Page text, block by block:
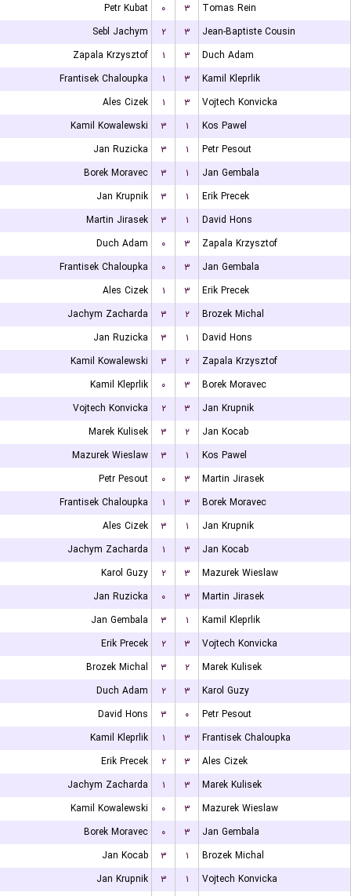
Petr Kubat
۰ ۳
Tomas Rein
Sebl Jachym
۲ ۳
Jean-Baptiste Cousin
Zapala Krzysztof
۱ ۳
Duch Adam
Frantisek Chaloupka
۱ ۳
Kamil Kleprlik
Ales Cizek
۱ ۳
Vojtech Konvicka
Kamil Kowalewski
۳ ۱
Kos Pawel
Jan Ruzicka
۳ ۱
Petr Pesout
Borek Moravec
۳ ۱
Jan Gembala
Jan Krupnik
۳ ۱
Erik Precek
Martin Jirasek
۳ ۱
David Hons
Duch Adam
۰ ۳
Zapala Krzysztof
Frantisek Chaloupka
۰ ۳
Jan Gembala
Ales Cizek
۱ ۳
Erik Precek
Jachym Zacharda
۳ ۲
Brozek Michal
Jan Ruzicka
۳ ۱
David Hons
Kamil Kowalewski
۳ ۲
Zapala Krzysztof
Kamil Kleprlik
۰ ۳
Borek Moravec
Vojtech Konvicka
۲ ۳
Jan Krupnik
Marek Kulisek
۳ ۲
Jan Kocab
Mazurek Wieslaw
۳ ۱
Kos Pawel
Petr Pesout
۰ ۳
Martin Jirasek
Frantisek Chaloupka
۱ ۳
Borek Moravec
Ales Cizek
۳ ۱
Jan Krupnik
Jachym Zacharda
۱ ۳
Jan Kocab
Karol Guzy
۲ ۳
Mazurek Wieslaw
Jan Ruzicka
۰ ۳
Martin Jirasek
Jan Gembala
۳ ۱
Kamil Kleprlik
Erik Precek
۲ ۳
Vojtech Konvicka
Brozek Michal
۳ ۲
Marek Kulisek
Duch Adam
۲ ۳
Karol Guzy
David Hons
۳ ۰
Petr Pesout
Kamil Kleprlik
۱ ۳
Frantisek Chaloupka
Erik Precek
۲ ۳
Ales Cizek
Jachym Zacharda
۱ ۳
Marek Kulisek
Kamil Kowalewski
۰ ۳
Mazurek Wieslaw
Borek Moravec
۰ ۳
Jan Gembala
Jan Kocab
۳ ۱
Brozek Michal
Jan Krupnik
۳ ۱
Vojtech Konvicka